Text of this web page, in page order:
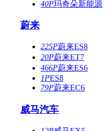
40P玛奇朵新能源
蔚来
225P蔚来ES8
20P蔚来ET7
466P蔚来ES6
1PES8
79P蔚来EC6
威马汽车